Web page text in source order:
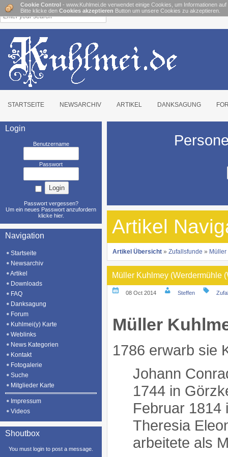
STARTSEITE NEWSARCHIV ARTIKEL DANKSAGUNG
Login
Benutzername
Passwort
Passwort vergessen?
Um ein neues Passwort anzufordern
klicke hier.
Navigation
Startseite
Newsarchiv
Artikel
Downloads
FAQ
Danksagung
Forum
Kuhlmei(y) Karte
Weblinks
News Kategorien
Kontakt
Fotogalerie
Suche
Mitglieder Karte
Impressum
Videos
Shoutbox
You must login to post a message.
Artikel
Artikel Übersicht » Zufallsfunde »
Müller Kuhlmey (Werdermühle
08 Oct 2014 Steffen
Müller
1786 erwarb sie
Johann
1744 in
Februar 1814
Theresia
arbeitete als
Cookie Control - www.Kuhlmei.de verwendet einige Cookies, um Informationen
Bitte klicke den Cookies akzeptieren Button um unsere Cookies zu akzeptieren.